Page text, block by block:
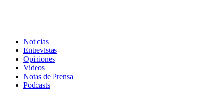
Noticias
Entrevistas
Opiniones
Videos
Notas de Prensa
Podcasts